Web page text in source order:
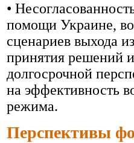
•
помощи Украине,
сценариев выхода
принятия решений
долгосрочной
на эффективность
режима.
Перспективы